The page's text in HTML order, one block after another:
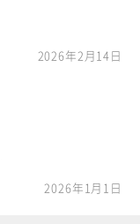
2026年2月14日
2026年1月1日